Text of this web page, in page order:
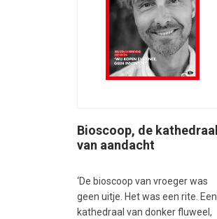
Bioscoop, de kathedraal
van aandacht
‘De bioscoop van vroeger was
geen uitje. Het was een rite. Een
kathedraal van donker fluweel,